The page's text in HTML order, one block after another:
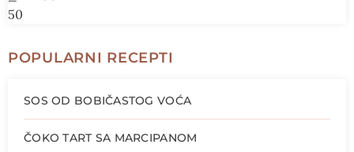
POPULARNI RECEPTI
SOS OD BOBIČASTOG VOĆA
ČOKO TART SA MARCIPANOM